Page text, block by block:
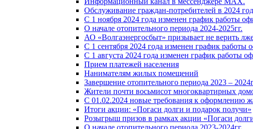
Обслуживание граждан-потребителей в 2024
С 1 ноября 2024 года изменен график работы
О начале отопительного периода 2024-2025гг.
АО «Волгаэнергосбыт» призывает не верить
С 1 сентября 2024 года изменен график
С 1 августа 2024 года изменен график работы
Прием платежей населения
Нанимателям жилых помещений
Завершение отопительного периода 2023 –
Жители почти восьмисот многоквартирных
С 01.02.2024 новые требования к оформлению
Итоги акции: «Погаси долги и подарок получи»
Розыгрыш призов в рамках акции «Погаси